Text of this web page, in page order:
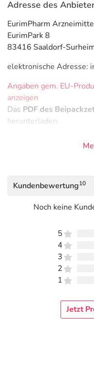
Adresse des
EurimPharm
EurimPark 8
83416 Saaldorf-
elektronische Adresse:
Angaben gem. EU-
anzeigen
Das PDF des
herunterladen.
Kundenbewertung10
Noch keine
5
4
3
2
1
Jetzt